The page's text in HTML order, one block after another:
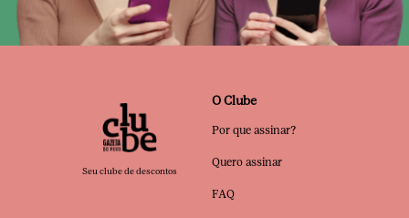
Seu clube de descontos
O Clube
Por que assinar?
Quero assinar
FAQ